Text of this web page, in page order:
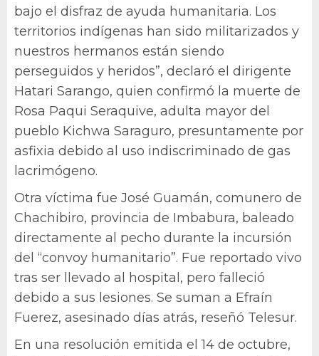
bajo el disfraz de ayuda humanitaria. Los
territorios indígenas han sido militarizados y
nuestros hermanos están siendo
perseguidos y heridos”, declaró el dirigente
Hatari Sarango, quien confirmó la muerte de
Rosa Paqui Seraquive, adulta mayor del
pueblo Kichwa Saraguro, presuntamente por
asfixia debido al uso indiscriminado de gas
lacrimógeno.
Otra víctima fue José Guamán, comunero de
Chachibiro, provincia de Imbabura, baleado
directamente al pecho durante la incursión
del “convoy humanitario”. Fue reportado vivo
tras ser llevado al hospital, pero falleció
debido a sus lesiones. Se suman a Efraín
Fuerez, asesinado días atrás, reseñó Telesur.
En una resolución emitida el 14 de octubre,